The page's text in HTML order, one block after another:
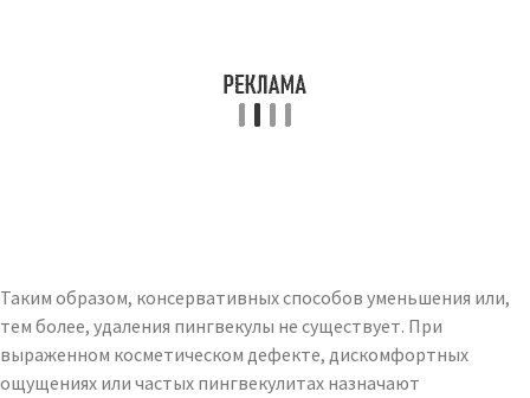
Таким образом, консервативных способов уменьшения или,
тем более, удаления пингвекулы не существует. При
выраженном косметическом дефекте, дискомфортных
ощущениях или частых пингвекулитах назначают